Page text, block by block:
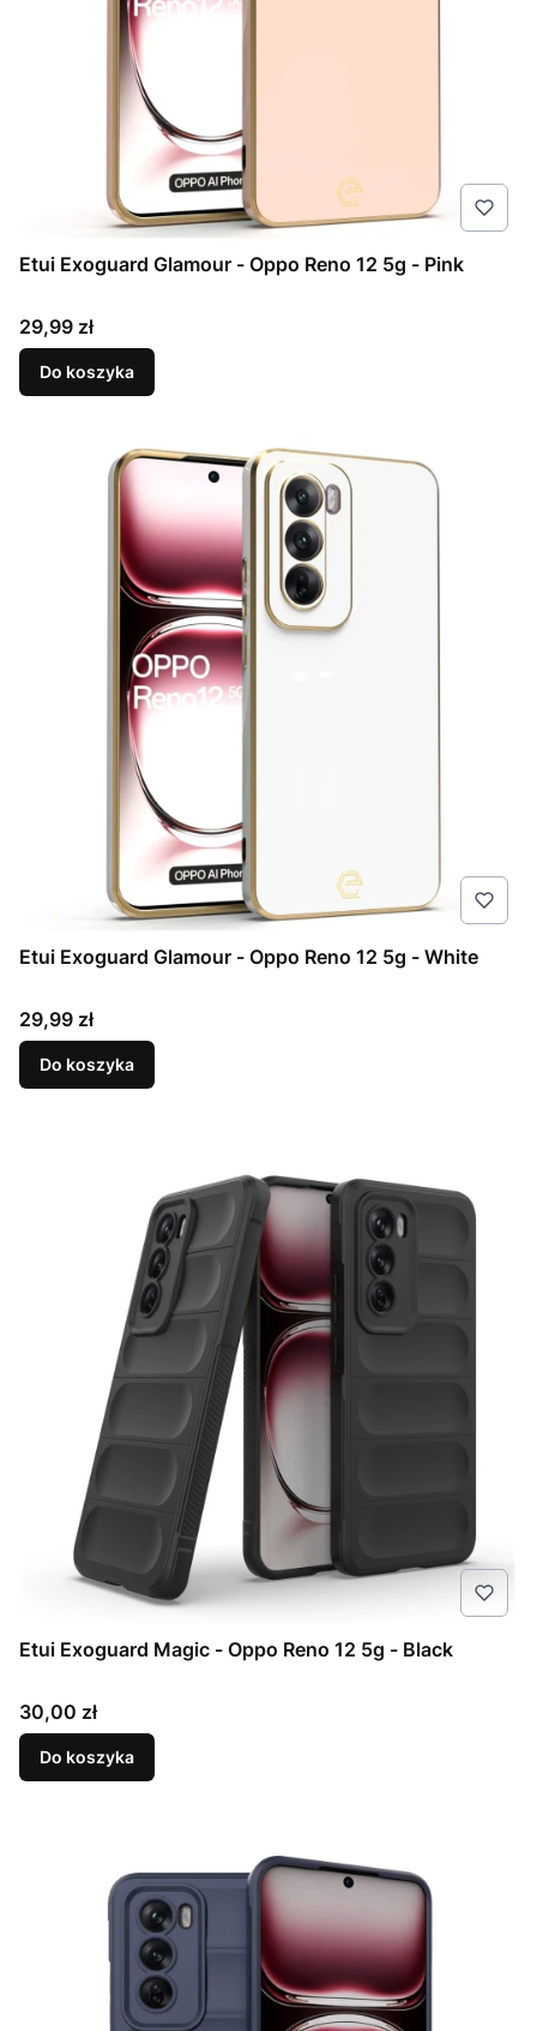
Etui Exoguard Glamour - Oppo Reno 12 5g - Pink
Cena
29,99 zł
Do koszyka
Etui Exoguard Glamour - Oppo Reno 12 5g - White
Cena
29,99 zł
Do koszyka
Etui Exoguard Magic - Oppo Reno 12 5g - Black
Cena
30,00 zł
Do koszyka